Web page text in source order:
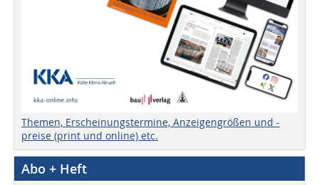
Themen, Erscheinungstermine, Anzeigengrößen und -
preise (print und online) etc.
Abo + Heft